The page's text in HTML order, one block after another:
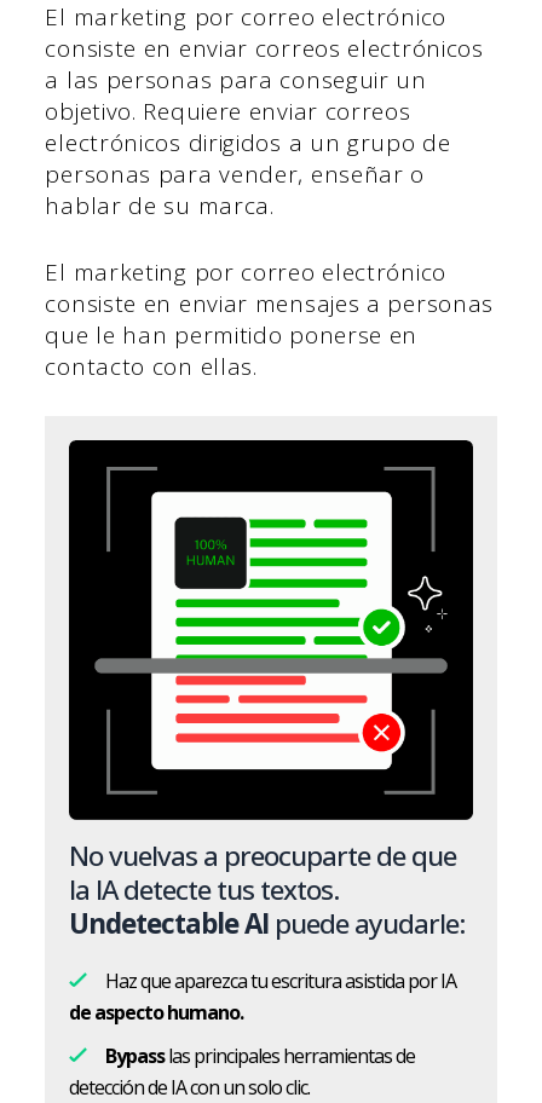
El marketing por correo electrónico
consiste en enviar correos electrónicos
a las personas para conseguir un
objetivo. Requiere enviar correos
electrónicos dirigidos a un grupo de
personas para vender, enseñar o
hablar de su marca.
El marketing por correo electrónico
consiste en enviar mensajes a personas
que le han permitido ponerse en
contacto con ellas.
No vuelvas a preocuparte de que
la IA detecte tus textos.
Undetectable AI puede ayudarle:
Haz que aparezca tu escritura asistida por IA
de aspecto humano.
Bypasslas principales herramientas de
detección de IA con un solo clic.